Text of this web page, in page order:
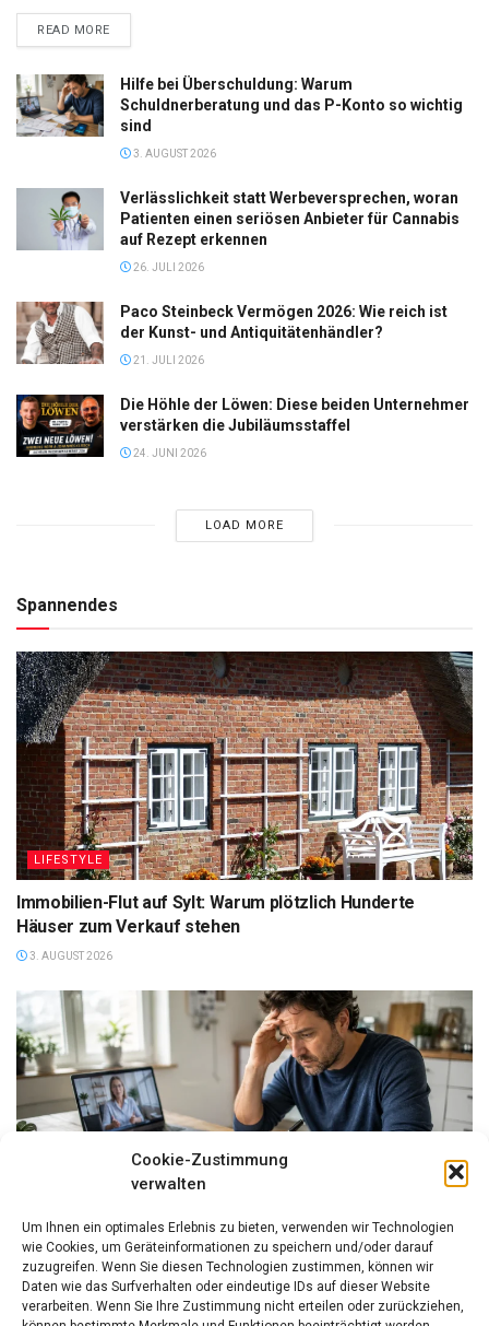
Cookie-Zustimmung
verwalten
Um Ihnen ein optimales Erlebnis zu bieten, verwenden wir Technologien
wie Cookies, um Geräteinformationen zu speichern und/oder darauf
zuzugreifen. Wenn Sie diesen Technologien zustimmen, können wir
Daten wie das Surfverhalten oder eindeutige IDs auf dieser Website
verarbeiten. Wenn Sie Ihre Zustimmung nicht erteilen oder zurückziehen,
READ MOREDETAILS
Hilfe bei Überschuldung: Warum
Schuldnerberatung und das P-Konto so wichtig
sind
3. AUGUST 2026
Verlässlichkeit statt Werbeversprechen, woran
Patienten einen seriösen Anbieter für Cannabis
auf Rezept erkennen
26. JULI 2026
Paco Steinbeck Vermögen 2026: Wie reich ist
der Kunst- und Antiquitätenhändler?
21. JULI 2026
Die Höhle der Löwen: Diese beiden Unternehmer
verstärken die Jubiläumsstaffel
24. JUNI 2026
LOAD MORE
Spannendes
LIFESTYLE
Immobilien-Flut auf Sylt: Warum plötzlich Hunderte
Häuser zum Verkauf stehen
3. AUGUST 2026
Hilfe bei Überschuldung: Warum Schuldnerberatung und
das P-Konto so wichtig sind
3. AUGUST 2026